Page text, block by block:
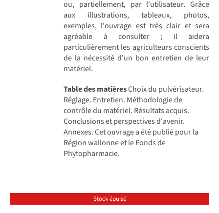
ou, partiellement, par l'utilisateur. Grâce
aux illustrations, tableaux, photos,
exemples, l'ouvrage est très clair et sera
agréable à consulter ; il aidera
particulièrement les agriculteurs conscients
de la nécessité d'un bon entretien de leur
matériel.
Table des matièresChoix du pulvérisateur.
Réglage. Entretien. Méthodologie de
contrôle du matériel. Résultats acquis.
Conclusions et perspectives d'avenir.
Annexes. Cet ouvrage a été publié pour la
Région wallonne et le Fonds de
Phytopharmacie.
Stock épuisé